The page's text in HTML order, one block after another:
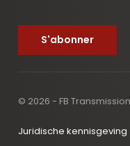
S'abonner
© 2026 - FB Transmission
Juridische kennisgeving